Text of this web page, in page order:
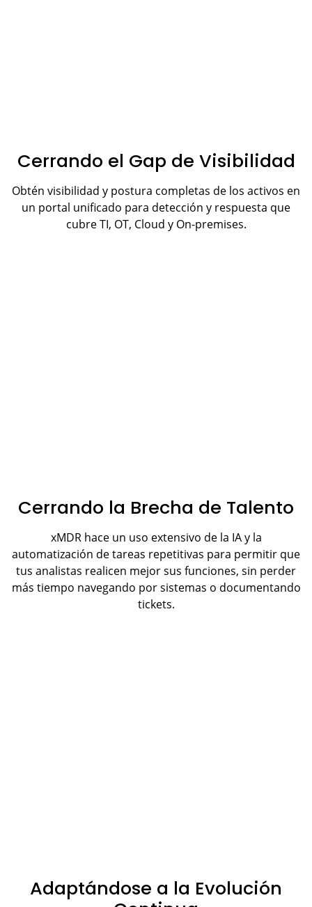
Cerrando el Gap de Visibilidad
Obtén visibilidad y postura completas de los activos en
un portal unificado para detección y respuesta que
cubre TI, OT, Cloud y On-premises.
Cerrando la Brecha de Talento
xMDR hace un uso extensivo de la IA y la
automatización de tareas repetitivas para permitir que
tus analistas realicen mejor sus funciones, sin perder
más tiempo navegando por sistemas o documentando
tickets.
Adaptándose a la Evolución